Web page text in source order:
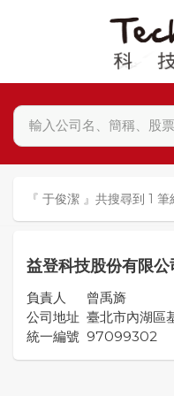
『 于俊潔 』共搜尋到 1 筆
益登科技股份有限公
負責人
曾禹旖
公司地址 臺北市內湖區
統一編號 97099302